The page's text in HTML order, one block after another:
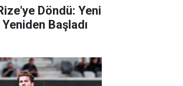
Döndü: Yeni
Başladı